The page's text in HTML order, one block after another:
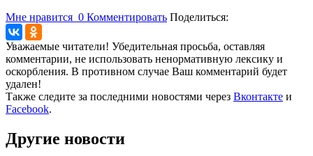
Мне нравится 0 Комментировать Поделиться:
Уважаемые читатели! Убедительная просьба, оставляя
комментарии, не использовать ненормативную лексику и
оскорбления. В противном случае Ваш комментарий будет
удален!
Также следите за последними новостями через Вконтакте и
Facebook.
Другие новости